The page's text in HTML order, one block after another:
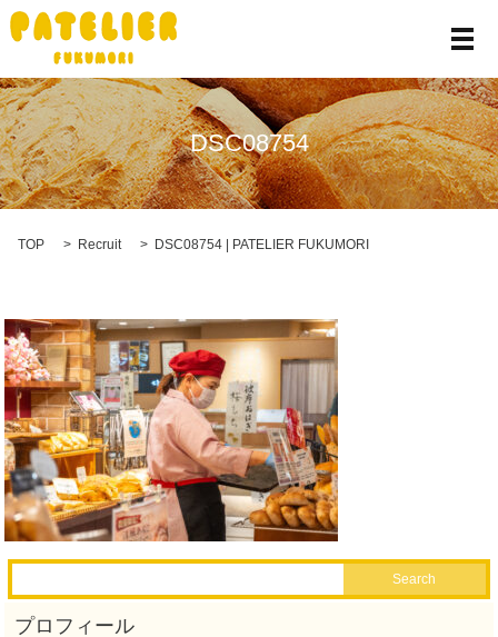
メ
DSC08754
TOP Recruit DSC08754 | PATELIER FUKUMORI